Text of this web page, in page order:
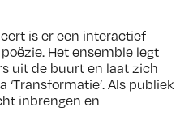
is er een interactief
Het ensemble legt
uit de buurt en laat zich
Als publiek
inbrengen en